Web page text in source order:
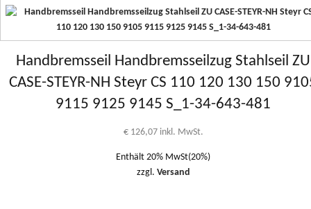
Handbremsseil Handbremsseilzug Stahlseil ZU
CASE-STEYR-NH Steyr CS 110 120 130 150
9115 9125 9145 S_1-34-643-481
€126,07 inkl. MwSt.
Enthält 20% MwSt(20%)
zzgl. Versand